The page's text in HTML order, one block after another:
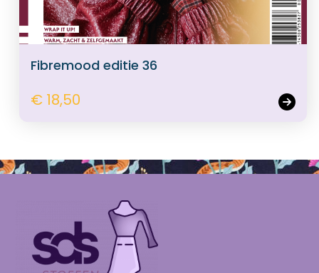
Fibremood editie 36
€ 18,50